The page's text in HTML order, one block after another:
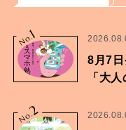
No.
1
8月7
「大
No.2